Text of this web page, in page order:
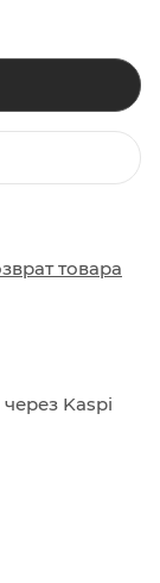
товара
Kaspi